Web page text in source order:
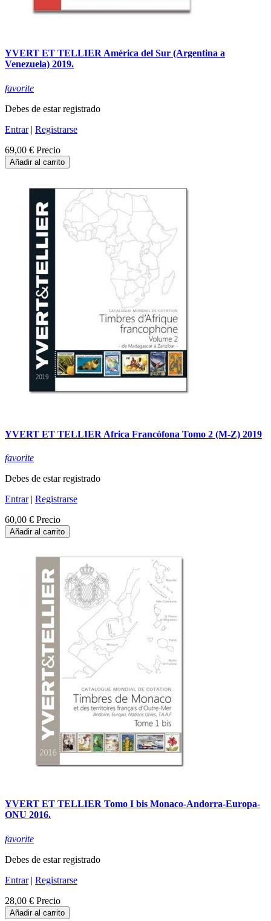
YVERT ET TELLIER América del Sur (Argentina a
Venezuela) 2019.
favorite
Debes de estar registrado
Entrar| Registrarse
69,00 € Precio
Añadir al carrito
YVERT ET TELLIER Africa Francófona Tomo 2 (M-Z) 2019
favorite
Debes de estar registrado
Entrar| Registrarse
60,00 € Precio
Añadir al carrito
YVERT ET TELLIER Tomo I bis Monaco-Andorra-Europa-
ONU 2016.
favorite
Debes de estar registrado
Entrar| Registrarse
28,00 € Precio
Añadir al carrito